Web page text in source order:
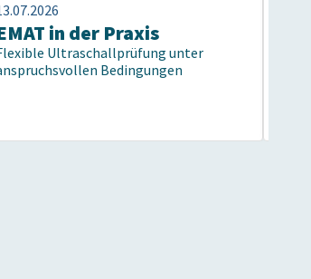
in der Praxis
Ultraschallprüfung unter
Bedingungen